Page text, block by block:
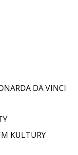
DA VINCI
KULTURY